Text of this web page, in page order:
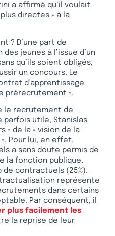
a affirmé qu’il voulait
directes » à la
? D’une part de
jeunes à l’issue d’un
qu’ils soient obligés,
un concours. Le
d’apprentissage
prérecrutement ».
le recrutement de
utile, Stanislas
» de la « vision de la
Pour lui, en effet,
a sans doute permis de
la fonction publique,
de contractuels (25%).
représente
dans certains
Par conséquent, il
plus facilement les
la reprise de leur